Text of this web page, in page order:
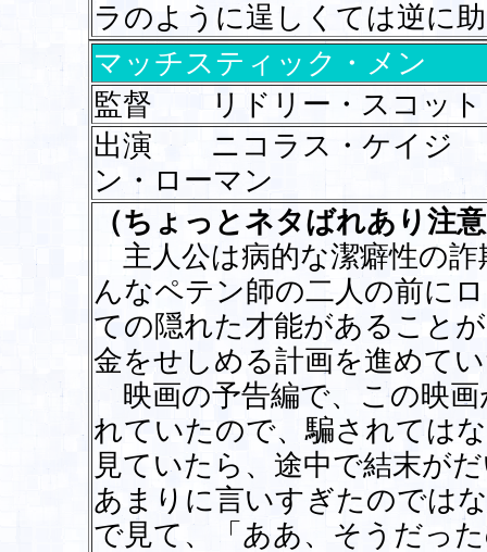
ラのように逞しくては逆に
マッチスティック・メン
監督 リドリー・スコット
出演 ニコラス・ケイ
ン・ローマン
（ちょっとネタばれあり注
主人公は病的な潔癖性の
んなペテン師の二人の前に
ての隠れた才能があること
金をせしめる計画を進めて
映画の予告編で、この映
れていたので、騙されては
見ていたら、途中で結末が
あまりに言いすぎたのでは
で見て、「ああ、そうだっ